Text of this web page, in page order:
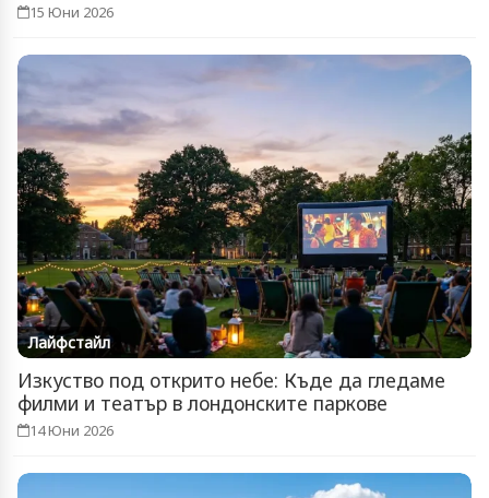
15 Юни 2026
Лайфстайл
Изкуство под открито небе: Къде да гледаме
филми и театър в лондонските паркове
14 Юни 2026